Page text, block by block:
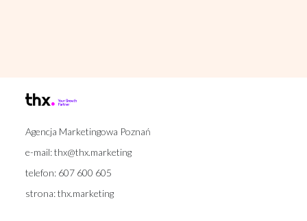
Agencja Marketingowa Poznań
e-mail:thx@thx.marketing
telefon: 607 600 605
strona:thx.marketing